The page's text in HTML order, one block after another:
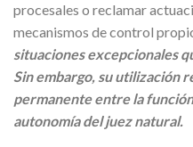
procesales o reclamar
mecanismos de control
situaciones excepcionales
Sin embargo, su utilización
permanente entre la
autonomía del juez natural.